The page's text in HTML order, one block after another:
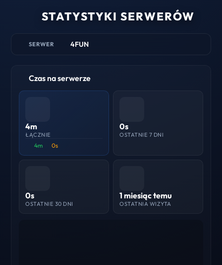
STATYSTYKI SERWERÓW
SERWER 4FUN
Czas na serwerze
4m
ŁĄCZNIE
4m 0s
0s
OSTATNIE 7 DNI
0s
OSTATNIE 30 DNI
1 miesiąc temu
OSTATNIA WIZYTA